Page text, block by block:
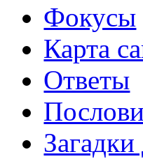
Фокусы
Карта
Ответы
Загадки